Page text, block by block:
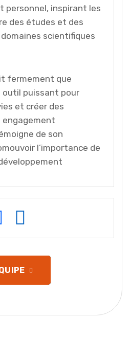
personnel, inspirant les
des études et des
scientifiques
fermement que
outil puissant pour
et créer des
engagement
de son
l’importance de